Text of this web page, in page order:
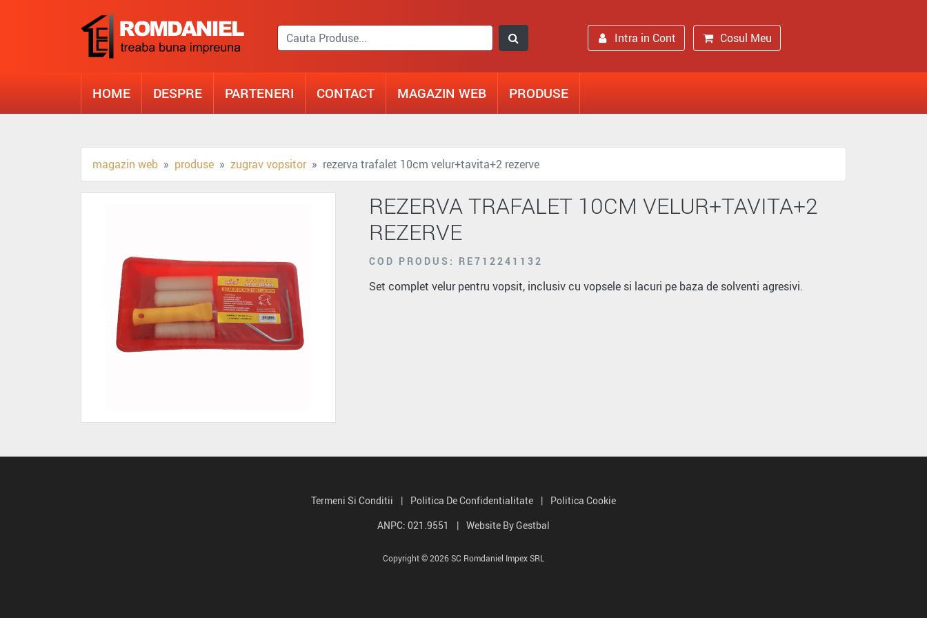
Intra in Cont Cosul Meu
HOME DESPRE PARTENERI CONTACT MAGAZIN WEB PRODUSE
magazin web produse zugrav vopsitor rezerva trafalet 10cm velur+tavita+2 rezerve
REZERVA TRAFALET 10CM VELUR+TAVITA+2
REZERVE
COD PRODUS: RE712241132
Set complet velur pentru vopsit, inclusiv cu vopsele si lacuri pe baza de solventi agresivi.
Termeni Si Conditii | Politica De Confidentialitate |
Politica Cookie
ANPC: 021.9551
| Website By Gestbal
Copyright © 2026 SC Romdaniel Impex SRL